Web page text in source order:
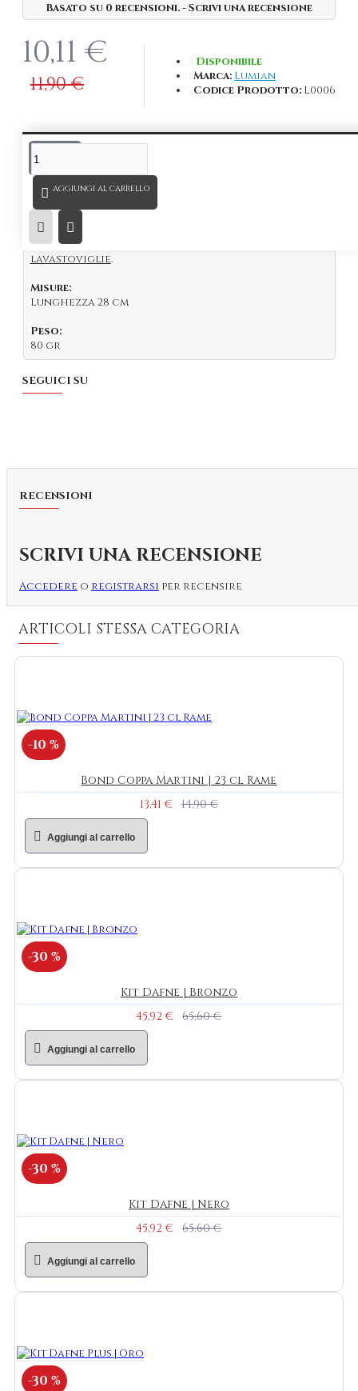
Basato su 0 recensioni.-Scrivi una recensione
10,11 €
11,90 €
Disponibile
Marca: Lumian
Codice Prodotto: L0006
AGGIUNGI AL CARRELLO
DESCRIZIONE
Bar Spoon Muddlerclassico in acciaio Inox 18/10
placcato bronzo lungo 28 cm,
leggero, resistente e perfettamente bilanciato,
perfetto per ogni barman mixology.
I prodotti placcati
lavastoviglie.
Misure:
Lunghezza 28 cm
Peso:
80 gr
SEGUICI SU
RECENSIONI
SCRIVI UNA RECENSIONE
Accedere o registrarsi per recensire
ARTICOLI STESSA CATEGORIA
-10 %
Bond Coppa Martini | 23 cl Rame
13,41 €
14,90 €
Aggiungi al carrello
-30 %
Kit Dafne | Bronzo
45,92 €
65,60 €
Aggiungi al carrello
-30 %
Kit Dafne | Nero
45,92 €
65,60 €
Aggiungi al carrello
-30 %